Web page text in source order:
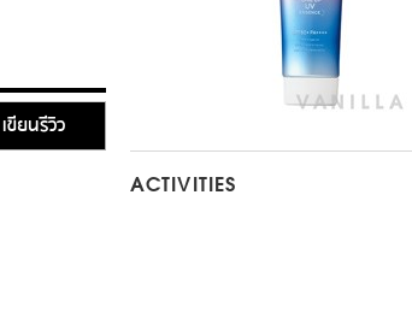
เขียนรีวิว
ACTIVITIES